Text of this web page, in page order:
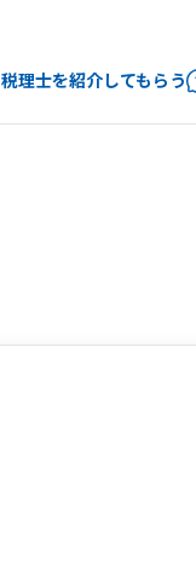
税理士を紹介してもらう